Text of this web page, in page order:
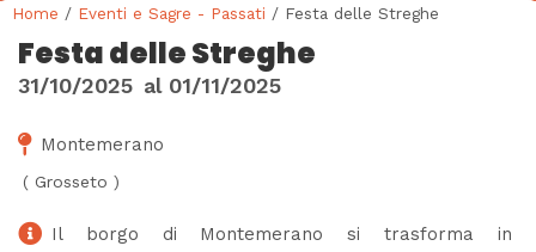
Home / Eventi e Sagre - Passati / Festa delle Streghe
Festa delle Streghe
31/10/2025 al 01/11/2025
Montemerano
( Grosseto )
Il borgo di Montemerano si trasforma in